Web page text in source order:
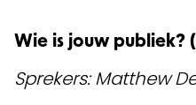
Wie is jouw publiek?
Sprekers: Matthew